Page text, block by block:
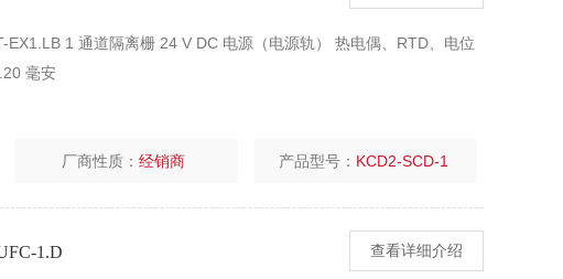
EX1.LB 1 通道隔离栅 24 V DC 电源（电源轨） 热电偶、RTD、电位
毫安
厂商性质：经销商 产品型号： KCD2-SCD-1
1.D 查看详细介绍